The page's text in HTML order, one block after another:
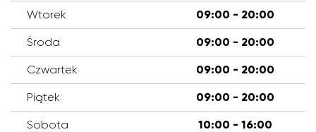
Wtorek 09:00 - 20:00
Środa 09:00 - 20:00
Czwartek 09:00 - 20:00
Piątek 09:00 - 20:00
Sobota 10:00 - 16:00